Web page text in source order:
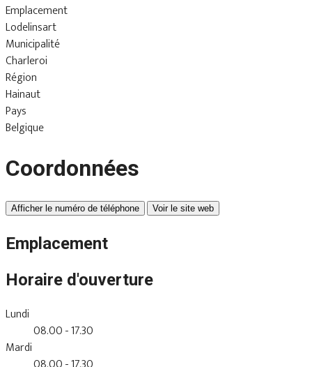
Emplacement
Lodelinsart
Municipalité
Charleroi
Région
Hainaut
Pays
Belgique
Coordonnées
Afficher le numéro de téléphone Voir le site web
Emplacement
Horaire d'ouverture
Lundi
08.00 - 17.30
Mardi